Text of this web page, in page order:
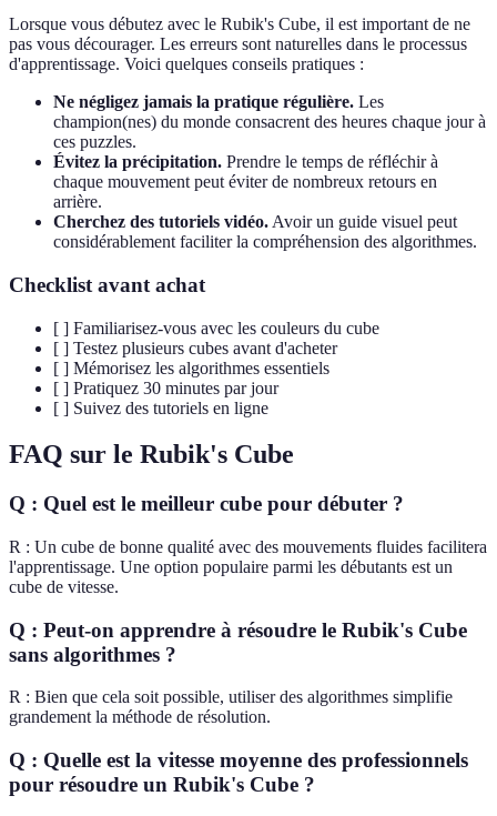
Lorsque vous débutez avec le Rubik's Cube, il est important de ne
pas vous décourager. Les erreurs sont naturelles dans le processus
d'apprentissage. Voici quelques conseils pratiques :
Ne négligez jamais la pratique régulière. Les
champion(nes) du monde consacrent des heures chaque jour à
ces puzzles.
Évitez la précipitation. Prendre le temps de réfléchir à
chaque mouvement peut éviter de nombreux retours en
arrière.
Cherchez des tutoriels vidéo. Avoir un guide visuel peut
considérablement faciliter la compréhension des algorithmes.
Checklist avant achat
[ ] Familiarisez-vous avec les couleurs du cube
[ ] Testez plusieurs cubes avant d'acheter
[ ] Mémorisez les algorithmes essentiels
[ ] Pratiquez 30 minutes par jour
[ ] Suivez des tutoriels en ligne
FAQ sur le Rubik's Cube
Q : Quel est le meilleur cube pour débuter ?
R : Un cube de bonne qualité avec des mouvements fluides facilitera
l'apprentissage. Une option populaire parmi les débutants est un
cube de vitesse.
Q : Peut-on apprendre à résoudre le Rubik's Cube
sans algorithmes ?
R : Bien que cela soit possible, utiliser des algorithmes simplifie
grandement la méthode de résolution.
Q : Quelle est la vitesse moyenne des professionnels
pour résoudre un Rubik's Cube ?